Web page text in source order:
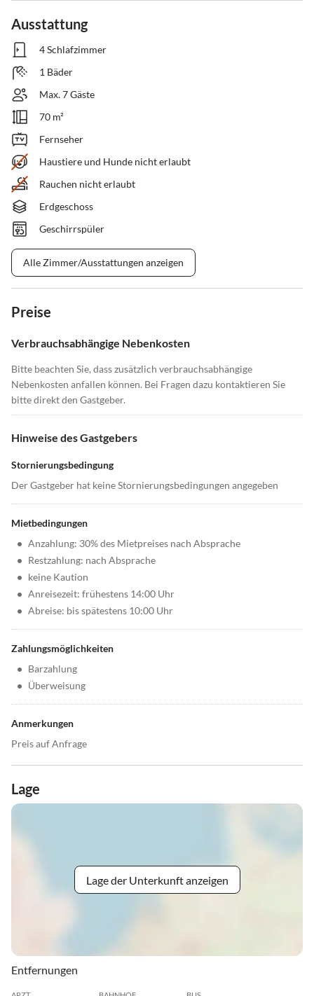
Ausstattung
4 Schlafzimmer
1 Bäder
Max. 7 Gäste
70 m²
Fernseher
Haustiere und Hunde nicht erlaubt
Rauchen nicht erlaubt
Erdgeschoss
Geschirrspüler
Alle Zimmer/Ausstattungen anzeigen
Preise
Verbrauchsabhängige Nebenkosten
Bitte beachten Sie, dass zusätzlich verbrauchsabhängige
Nebenkosten anfallen können. Bei Fragen dazu kontaktieren Sie
bitte direkt den Gastgeber.
Hinweise des Gastgebers
Stornierungsbedingung
Der Gastgeber hat keine Stornierungsbedingungen angegeben
Mietbedingungen
• Anzahlung: 30% des Mietpreises nach Absprache
• Restzahlung: nach Absprache
• keine Kaution
• Anreisezeit: frühestens 14:00 Uhr
• Abreise: bis spätestens 10:00 Uhr
Zahlungsmöglichkeiten
• Barzahlung
• Überweisung
Anmerkungen
Preis auf Anfrage
Lage
Lage der Unterkunft anzeigen
Entfernungen